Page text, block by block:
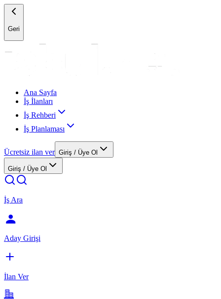
Geri
Ana Sayfa
İş İlanları
İş Rehberi
İş Planlaması
Ücretsiz ilan ver Giriş / Üye Ol
Giriş / Üye Ol
İş Ara
Aday Girişi
İlan Ver